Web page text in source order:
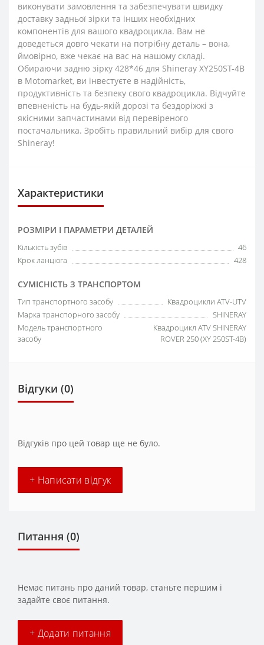
виконувати замовлення та забезпечувати швидку
доставку задньої зірки та інших необхідних
компонентів для вашого квадроцикла. Вам не
доведеться довго чекати на потрібну деталь – вона,
ймовірно, вже чекає на вас на нашому складі.
Обираючи задню зірку 428*46 для Shineray XY250ST-4B
в Motomarket, ви інвестуєте в надійність,
продуктивність та безпеку свого квадроцикла. Відчуйте
впевненість на будь-якій дорозі та бездоріжжі з
якісними запчастинами від перевіреного
постачальника. Зробіть правильний вибір для свого
Shineray!
Характеристики
РОЗМІРИ І ПАРАМЕТРИ ДЕТАЛЕЙ
Кількість зубів
46
Крок ланцюга
428
СУМІСНІСТЬ З ТРАНСПОРТОМ
Тип транспортного засобу
Квадроцикли ATV-UTV
Марка транспорного засобу
SHINERAY
Модель транспортного
засобу
Квадроцикл ATV SHINERAY
ROVER 250 (XY 250ST-4B)
Відгуки (0)
Відгуків про цей товар ще не було.
+ Написати відгук
Питання (0)
Немає питань про даний товар, станьте першим і
задайте своє питання.
+ Додати питання